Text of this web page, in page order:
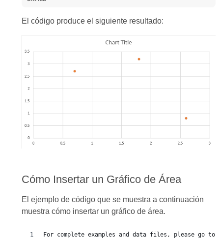
El código produce el siguiente resultado:
Cómo Insertar un Gráfico de Área
El ejemplo de código que se muestra a continuación
muestra cómo insertar un gráfico de área.
For complete examples and data files, please go to